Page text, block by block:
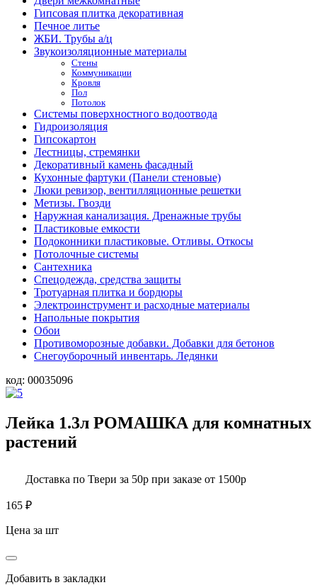
Гипсовая плитка декоративная
Печное литье
ЖБИ. Трубы а/ц
Звукоизоляционные материалы
Стены
Коммуникации
Кровля
Пол
Потолок
Системы поверхностного водоотвода
Гидроизоляция
Гипсокартон
Лестницы, стремянки
Декоративный камень фасадный
Кухонные фартуки (Панели стеновые)
Люки ревизор, вентилляционные решетки
Метизы. Гвозди
Наружная канализация. Дренажные трубы
Пластиковые емкости
Подоконники пластиковые. Отливы. Откосы
Потолочные системы
Сантехника
Спецодежда, средства защиты
Тротуарная плитка и бордюры
Электроинструмент и расходные материалы
Напольные покрытия
Обои
Противоморозные добавки. Добавки для бетонов
Снегоуборочный инвентарь. Ледянки
код: 00035096
Лейка 1.3л РОМАШКА для комнатных
растений
Доставка по Твери за 50р при заказе от 1500р
165 ₽
Цена за шт
Добавить в закладки